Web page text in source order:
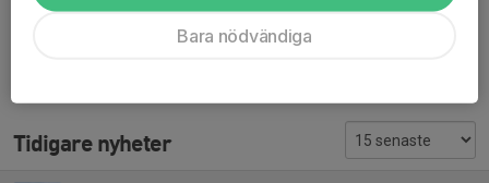
Tidigare nyheter
Bara nödvändiga